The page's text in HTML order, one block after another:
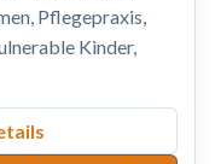
Pflegepraxis,
Kinder,